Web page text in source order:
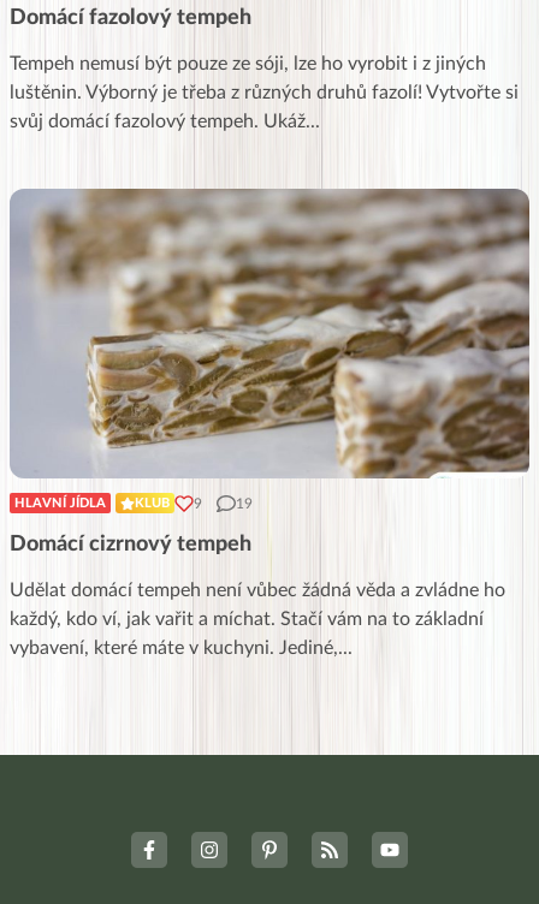
Domácí fazolový tempeh
Tempeh nemusí být pouze ze sóji, lze ho vyrobit i z jiných
luštěnin. Výborný je třeba z různých druhů fazolí! Vytvořte si
svůj domácí fazolový tempeh. Ukáž...
HLAVNÍ JÍDLA KLUB 9 19
Domácí cizrnový tempeh
Udělat domácí tempeh není vůbec žádná věda a zvládne ho
každý, kdo ví, jak vařit a míchat. Stačí vám na to základní
vybavení, které máte v kuchyni. Jediné,...